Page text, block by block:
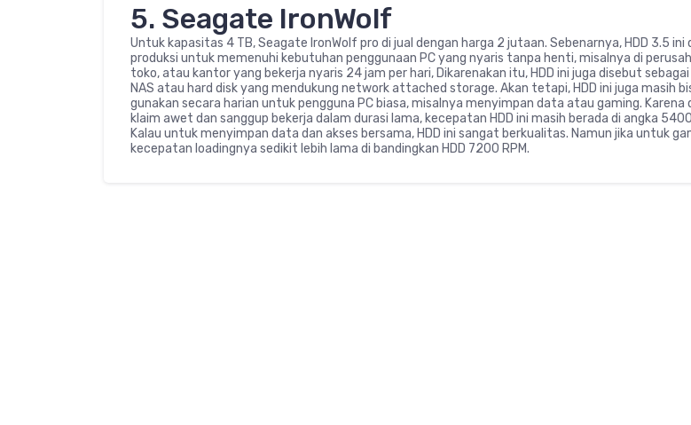
5. Seagate IronWolf
Untuk kapasitas 4 TB, Seagate IronWolf pro di jual dengan harga 2 jutaan. Sebenarnya, HDD 3.5 ini
produksi untuk memenuhi kebutuhan penggunaan PC yang nyaris tanpa henti, misalnya di
toko, atau kantor yang bekerja nyaris 24 jam per hari, Dikarenakan itu, HDD ini juga disebut sebagai
NAS atau hard disk yang mendukung network attached storage. Akan tetapi, HDD ini juga masih
gunakan secara harian untuk pengguna PC biasa, misalnya menyimpan data atau gaming. Karena
klaim awet dan sanggup bekerja dalam durasi lama, kecepatan HDD ini masih berada di angka 5400
Kalau untuk menyimpan data dan akses bersama, HDD ini sangat berkualitas. Namun jika untuk
kecepatan loadingnya sedikit lebih lama di bandingkan HDD 7200 RPM.